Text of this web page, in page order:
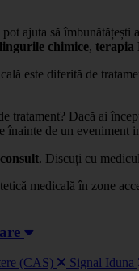
pot ajuta să îmbunătățești
chimice, terapia
este diferită de
tratament? Dacă ai
înainte de un
consult. Discuți cu
medicală în zone
(CAS) Signal Iduna